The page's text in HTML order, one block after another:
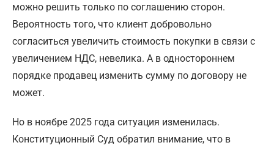
можно решить только по соглашению сторон.
Вероятность того, что клиент добровольно
согласиться увеличить стоимость покупки в связи с
увеличением НДС, невелика. А в одностороннем
порядке продавец изменить сумму по договору не
может.
Но в ноябре 2025 года ситуация изменилась.
Конституционный Суд обратил внимание, что в